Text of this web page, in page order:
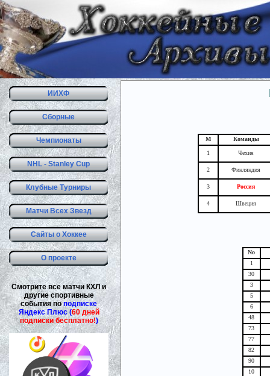
ИИХФ
Сборные
Чемпионаты
NHL - Stanley Cup
Клубные Турниры
Матчи Всех Звезд
Сайты о Хоккее
О проекте
Смотрите все матчи КХЛ и
другие спортивные
события поподписке
Яндекс Плюс (60 дней
подписки бесплатно!)
М Команды
1 Чехия
2 Финляндия
3 Россия
4 Швеция
No
1
30
3
5
6
48
73
77
82
90
10